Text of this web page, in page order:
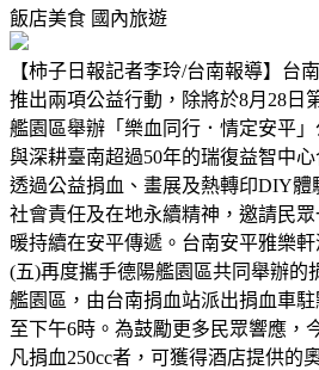
飯店美食 國內旅遊
【柿子日報記者李玲/台南報導】台
推出兩項公益行動，除將於8月28日
艦園區舉辦「樂血同行．情定安平
與深耕臺南超過50年的瑞復益智中
透過公益捐血、畫展及熱轉印DIY體
社會責任及在地永續精神，邀請民
暖持續在安平傳遞。台南安平雅樂軒
(五)再度攜手德陽艦園區共同舉辦的
艦園區，由台南捐血站派出捐血車
至下午6時。為鼓勵更多民眾響應，
凡捐血250cc者，可獲得酒店提供的